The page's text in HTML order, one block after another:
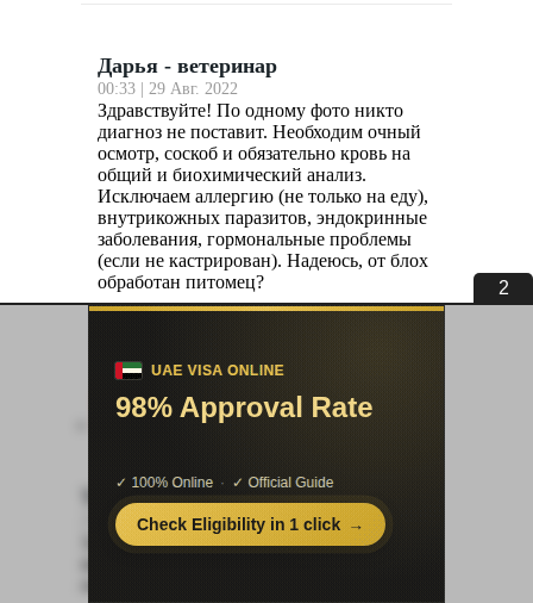
1
Дарья - ветеринар
00:33 | 29 Авг. 2022
Здравствуйте! По одному фото никто
диагноз не поставит. Необходим очный
осмотр, соскоб и обязательно кровь на
общий и биохимический анализ.
Исключаем аллергию (не только на еду),
внутрикожных паразитов, эндокринные
заболевания, гормональные проблемы
(если не кастрирован). Надеюсь, от блох
обработан питомец?
Ответить
Татьяна
20:42 | 07 Июн. 2022
Здравствуйте. Подскажите, пожалуйста, у